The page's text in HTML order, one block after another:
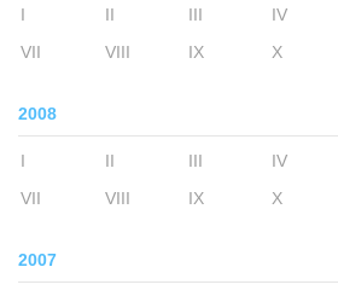
I II III IV
VII
VIII IX X
2008
I II III IV
VII
VIII IX X
2007